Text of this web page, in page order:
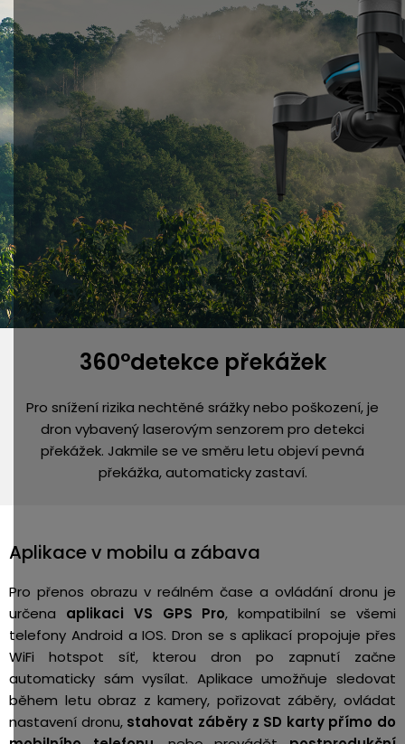
360°detekce překážek
Pro snížení rizika nechtěné srážky nebo poškození, je
dron vybavený laserovým senzorem pro detekci
překážek. Jakmile se ve směru letu objeví pevná
překážka, automaticky zastaví.
Aplikace v mobilu a zábava
Pro přenos obrazu v reálném čase a ovládání dronu je
určena aplikaci VS GPS Pro, kompatibilní se všemi
telefony Android a IOS. Dron se s aplikací propojuje přes
WiFi hotspot síť, kterou dron po zapnutí začne
automaticky sám vysílat. Aplikace umožňuje sledovat
během letu obraz z kamery, pořizovat záběry, ovládat
nastavení dronu, stahovat záběry z SD karty přímo do